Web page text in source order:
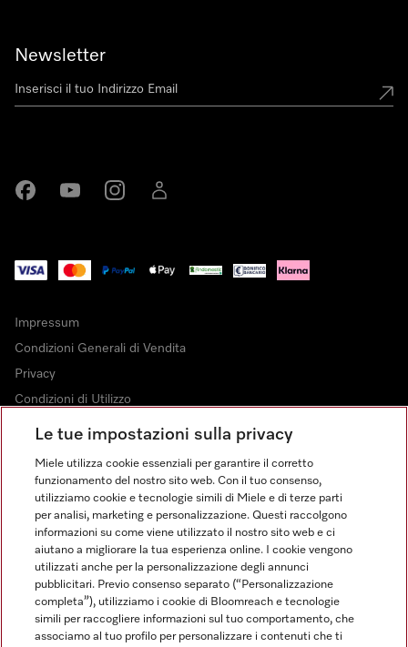
Newsletter
Impressum
Condizioni Generali di Vendita
Privacy
Condizioni di Utilizzo
Dichiarazione di Accessibilità
Legge sui servizi digitali
Impostazioni dei cookie
FINANZIAMENTO FINO A 50 MESI CON OPZIONE 10 E TASSO
ZERO
Le tue impostazioni sulla privacy
Miele utilizza cookie essenziali per garantire il corretto
funzionamento del nostro sito web. Con il tuo consenso,
utilizziamo cookie e tecnologie simili di Miele e di terze parti
per analisi, marketing e personalizzazione. Questi raccolgono
informazioni su come viene utilizzato il nostro sito web e ci
aiutano a migliorare la tua esperienza online. I cookie vengono
utilizzati anche per la personalizzazione degli annunci
pubblicitari. Previo consenso separato (“Personalizzazione
completa”), utilizziamo i cookie di Bloomreach e tecnologie
simili per raccogliere informazioni sul tuo comportamento, che
associamo al tuo profilo per personalizzare i contenuti che ti